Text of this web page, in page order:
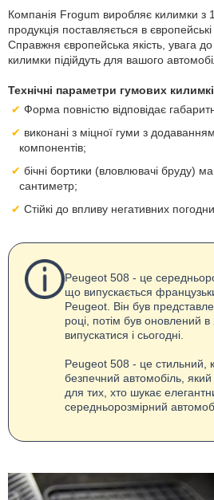
Компанія Frogum виробляє килимки з
продукція поставляється в
Справжня європейська якість, увага
килимки підійдуть для вашого
Технічні параметри гумових
Форма повністю відповідає
виконані з міцної гуми з
компонентів;
бічні бортики (вловлювачі бруду)
сантиметр;
Стійкі до впливу негативних
Peugeot 508 - це
що випускається
Peugeot. Він був
році, потім був оновлений
випускатися і сьогодні.
Peugeot 508 - це стильний,
безпечний автомобіль, який
для тих, хто шукає
середньорозмірний